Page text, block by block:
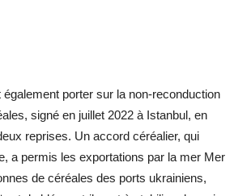
porter sur la non-reconduction
signé en juillet 2022 à Istanbul, en
reprises. Un accord céréalier, qui
a permis les exportations par la mer Mer
de céréales des ports ukrainiens,